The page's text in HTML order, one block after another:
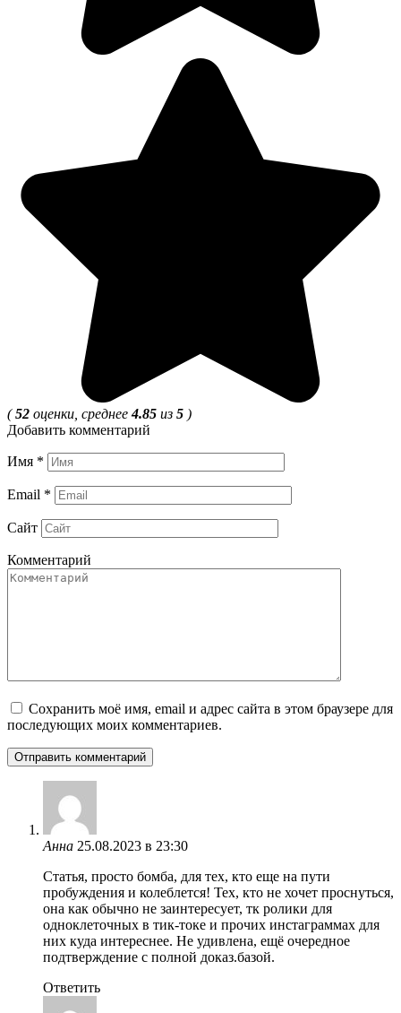
(52 оценки, среднее4.85 из 5 )
Добавить комментарий
Имя *
Email *
Сайт
Комментарий
Сохранить моё имя, email и адрес сайта в этом браузере для
последующих моих комментариев.
Анна 25.08.2023 в 23:30
Статья, просто бомба, для тех, кто еще на пути
пробуждения и колеблется! Тех, кто не хочет проснуться,
она как обычно не заинтересует, тк ролики для
одноклеточных в тик-токе и прочих инстаграммах для
них куда интереснее. Не удивлена, ещё очередное
подтверждение с полной доказ.базой.
Ответить